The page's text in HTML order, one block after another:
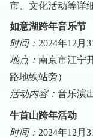
市、文化活动等详
如意湖跨年音乐节
时间： 2024年12月
地点： 南京市江宁
路地铁站旁）
活动内容： 音乐演
牛首山跨年活动
时间： 2024年12月